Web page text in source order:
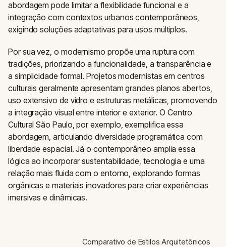
abordagem pode limitar a flexibilidade funcional e a
integração com contextos urbanos contemporâneos,
exigindo soluções adaptativas para usos múltiplos.
Por sua vez, o modernismo propõe uma ruptura com
tradições, priorizando a funcionalidade, a transparência e
a simplicidade formal. Projetos modernistas em centros
culturais geralmente apresentam grandes planos abertos,
uso extensivo de vidro e estruturas metálicas, promovendo
a integração visual entre interior e exterior. O Centro
Cultural São Paulo, por exemplo, exemplifica essa
abordagem, articulando diversidade programática com
liberdade espacial. Já o contemporâneo amplia essa
lógica ao incorporar sustentabilidade, tecnologia e uma
relação mais fluida com o entorno, explorando formas
orgânicas e materiais inovadores para criar experiências
imersivas e dinâmicas.
Comparativo de Estilos Arquitetônicos